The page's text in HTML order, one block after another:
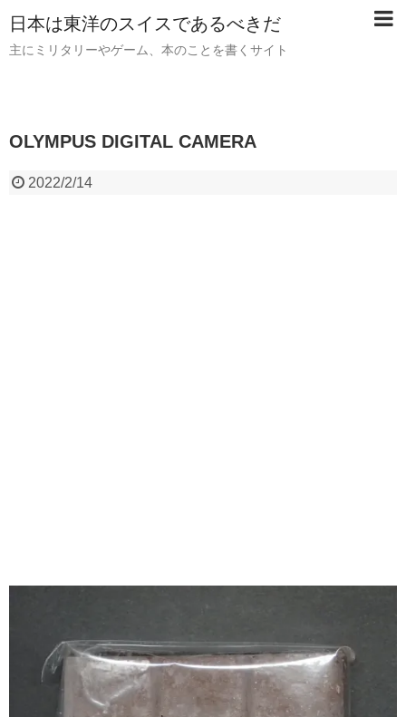
日本は東洋のスイスであるべきだ
主にミリタリーやゲーム、本のことを書くサイト
OLYMPUS DIGITAL CAMERA
2022/2/14